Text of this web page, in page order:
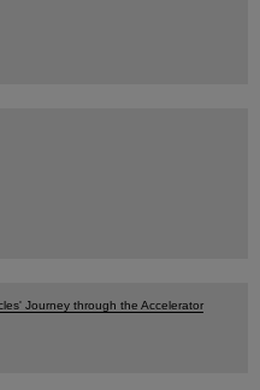
Journey through the Accelerator